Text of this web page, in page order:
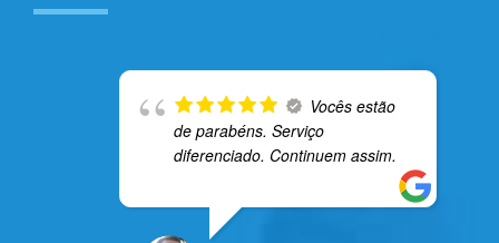
Vocês estão
de parabéns. Serviço
diferenciado. Continuem assim.